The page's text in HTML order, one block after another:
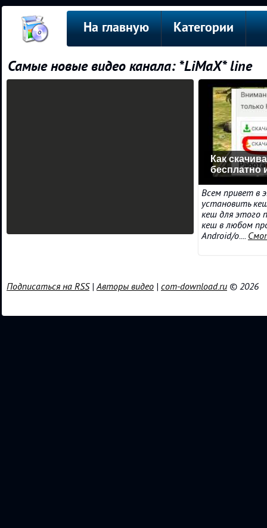
На главную Категории
Самые новые видео канала: *LiMaX* line
Как
бесплатно
Всем привет в
установить
кеш для этого
кеш в любом
Android/o....
Подписаться на RSS|Авторы видео | com-download.ru © 2026